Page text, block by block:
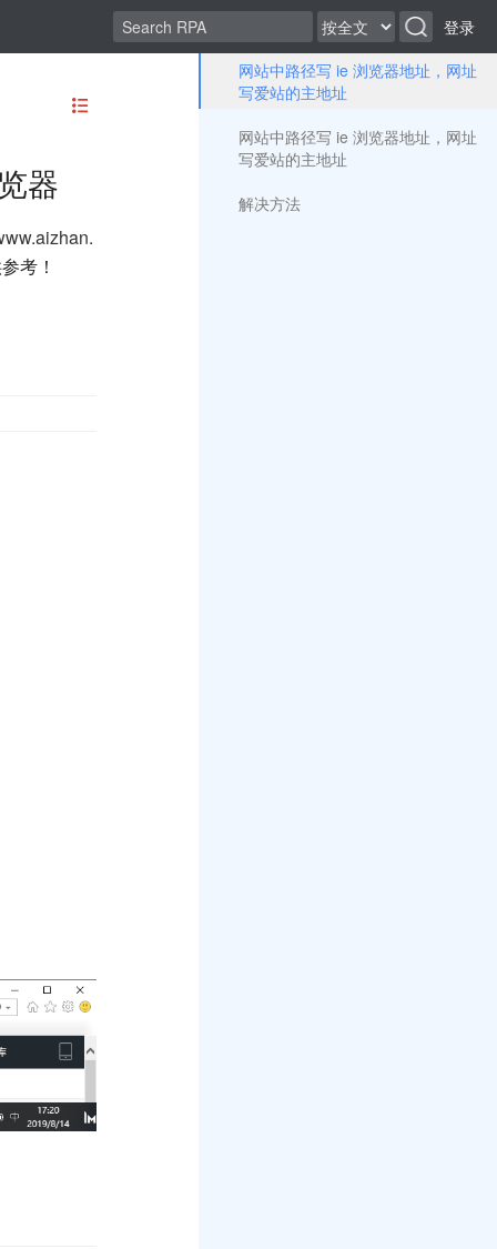
登录
器
考！
网站中路径写 ie 浏览器地址，网址
写爱站的主地址
网站中路径写 ie 浏览器地址，网址
写爱站的主地址
解决方法